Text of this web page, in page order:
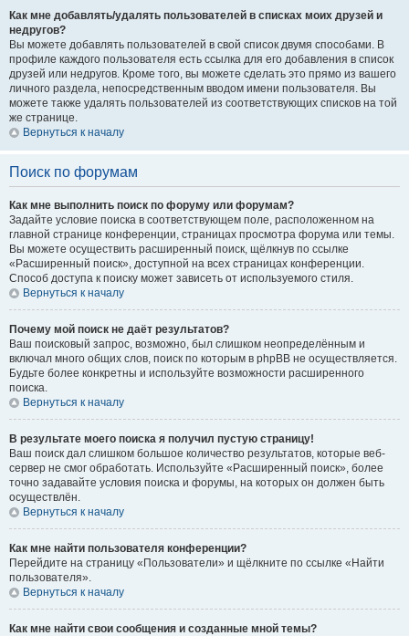
Как мне добавлять/удалять пользователей в списках моих друзей и
недругов?
Вы можете добавлять пользователей в свой список двумя способами. В
профиле каждого пользователя есть ссылка для его добавления в список
друзей или недругов. Кроме того, вы можете сделать это прямо из вашего
личного раздела, непосредственным вводом имени пользователя. Вы
можете также удалять пользователей из соответствующих списков на той
же странице.
Вернуться к началу
Поиск по форумам
Как мне выполнить поиск по форуму или форумам?
Задайте условие поиска в соответствующем поле, расположенном на
главной странице конференции, страницах просмотра форума или темы.
Вы можете осуществить расширенный поиск, щёлкнув по ссылке
«Расширенный поиск», доступной на всех страницах конференции.
Способ доступа к поиску может зависеть от используемого стиля.
Вернуться к началу
Почему мой поиск не даёт результатов?
Ваш поисковый запрос, возможно, был слишком неопределённым и
включал много общих слов, поиск по которым в phpBB не осуществляется.
Будьте более конкретны и используйте возможности расширенного
поиска.
Вернуться к началу
В результате моего поиска я получил пустую страницу!
Ваш поиск дал слишком большое количество результатов, которые веб-
сервер не смог обработать. Используйте «Расширенный поиск», более
точно задавайте условия поиска и форумы, на которых он должен быть
осуществлён.
Вернуться к началу
Как мне найти пользователя конференции?
Перейдите на страницу «Пользователи» и щёлкните по ссылке «Найти
пользователя».
Вернуться к началу
Как мне найти свои сообщения и созданные мной темы?